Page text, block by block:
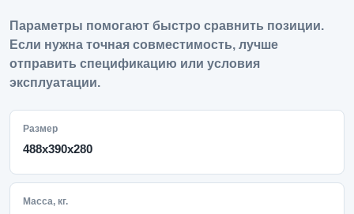
Параметры помогают быстро сравнить позиции.
Если нужна точная совместимость, лучше
отправить спецификацию или условия
эксплуатации.
Размер
488х390х280
Масса, кг.